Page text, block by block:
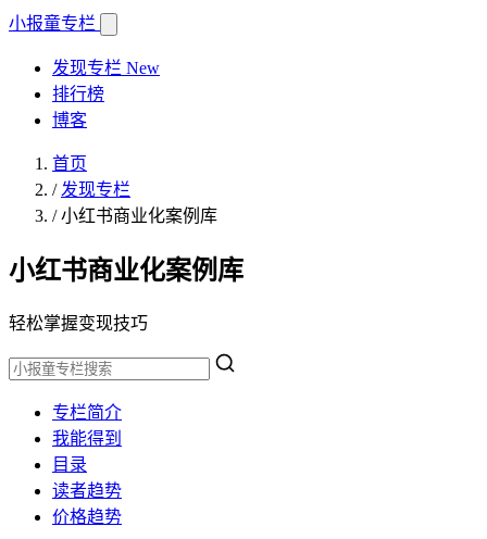
小报童专栏
发现专栏 New
排行榜
博客
首页
/ 发现专栏
/小红书商业化案例库
小红书商业化案例库
轻松掌握变现技巧
专栏简介
我能得到
目录
读者趋势
价格趋势